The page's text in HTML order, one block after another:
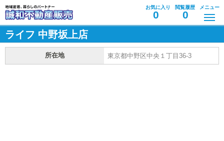
お気に入り
0
閲覧履歴
0
メニュー
ライフ 中野坂上店
所在地 東京都中野区中央１丁目36-3